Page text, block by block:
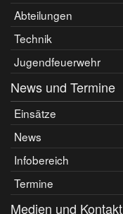
Abteilungen
Technik
Jugendfeuerwehr
News und Termine
Einsätze
News
Infobereich
Termine
Medien und Kontakt